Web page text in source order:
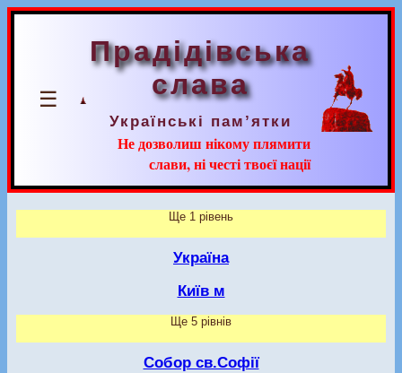
☰
Прадідівська
слава
Українські пам’ятки
Не дозволиш нікому плямити
слави, ні честі твоєї нації
Ще 1 рівень
Україна
Київ м
Ще 5 рівнів
Собор св.Софії